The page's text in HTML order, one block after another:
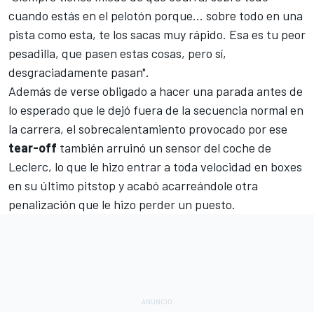
cuando estás en el pelotón porque... sobre todo en una
pista como esta, te los sacas muy rápido. Esa es tu peor
pesadilla, que pasen estas cosas, pero sí,
desgraciadamente pasan".
Además de verse obligado a hacer una parada antes de
lo esperado que le dejó fuera de la secuencia normal en
la carrera, el sobrecalentamiento provocado por ese
tear-off también arruinó un sensor del coche de
Leclerc, lo que le hizo entrar a toda velocidad en boxes
en su último pitstop y acabó acarreándole otra
penalización que le hizo perder un puesto.